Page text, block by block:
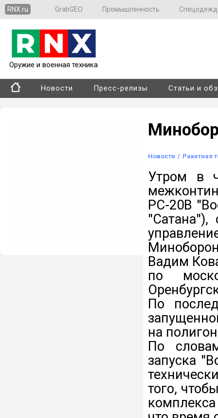
RNX.ru GrabGEO Промышленность
Оружие и военная техника
Новости Пресс-релизы Статьи и
Новости / Ракетная
Утром в
РС-20В
Вадим
по
По
на
По
запуска
того,